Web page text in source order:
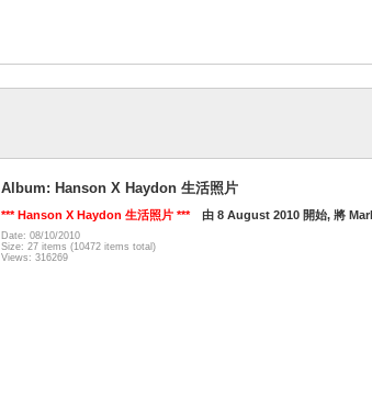
Album: Hanson X Haydon 生活照片
*** Hanson X Haydon 生活照片 ***由 8 August 2010 開始, 將 Mark
Date: 08/10/2010
Size: 27 items (10472 items total)
Views: 316269